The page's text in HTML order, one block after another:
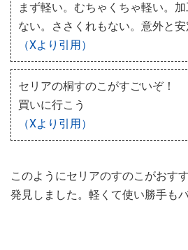
まず軽い。むちゃくちゃ軽い。
ない。ささくれもない。意外と安
（Xより引用）
セリアの桐すのこがすごいぞ！
買いに行こう
（Xより引用）
このようにセリアのすのこがおす
発見しました。軽くて使い勝手も